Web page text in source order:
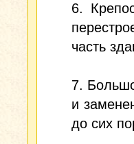
6.
часть
7.
и
до сих